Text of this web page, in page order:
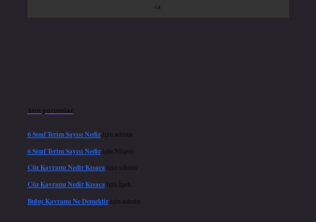
Son yorumlar
6 Sınıf Terim Sayısı Nediriçin admin
6 Sınıf Terim Sayısı Nediriçin Nilgün
Cüz Kavramı Nedir Kısacaiçin admin
Cüz Kavramı Nedir Kısacaiçin
İpek
Buluş Kavramı Ne Demektiriçin admin